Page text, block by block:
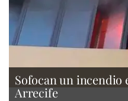
Sofocan un incendio
Arrecife